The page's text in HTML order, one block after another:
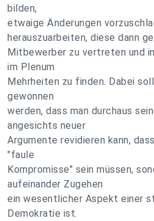
bilden,
etwaige Änderungen
herauszuarbeiten, diese dann
Mitbewerber zu vertreten und
im Plenum
Mehrheiten zu finden. Dabei
gewonnen
werden, dass man durchaus
angesichts neuer
Argumente revidieren kann,
"faule
Kompromisse" sein müssen,
aufeinander Zugehen
ein wesentlicher Aspekt einer
Demokratie ist.